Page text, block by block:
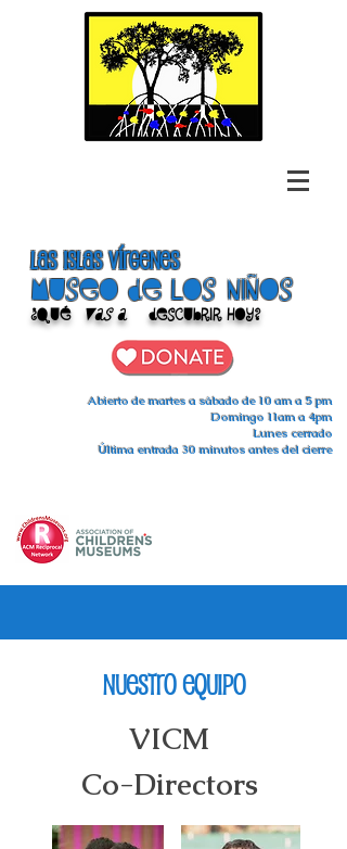
las islas vírgenes
Museo de los niños
¿Qué vas a descubrir hoy?
Abierto de martes a sábado de 10 am a 5 pm
Domingo 11am a 4pm
Lunes cerrado
Última entrada 30 minutos antes del cierre
Nuestro equipo
VICM
Co-Directors